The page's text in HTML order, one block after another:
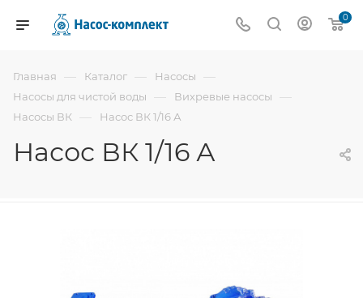
0
Главная — Каталог — Насосы —
Насосы для чистой воды — Вихревые насосы —
Насосы ВК — Насос ВК 1/16 А
Насос ВК 1/16 А